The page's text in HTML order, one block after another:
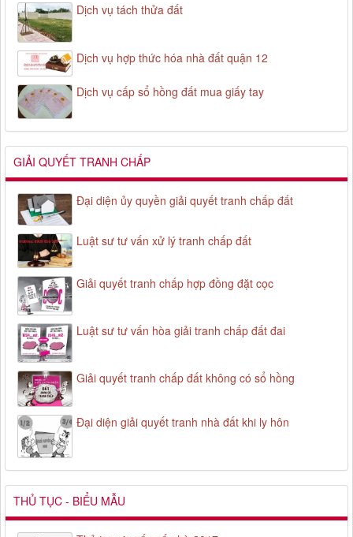
Dịch vụ tách thửa đất
Dịch vụ hợp thức hóa nhà đất quận 12
Dịch vụ cấp sổ hồng đất mua giấy tay
GIẢI QUYẾT TRANH CHẤP
Đại diện ủy quyền giải quyết tranh chấp đất
Luật sư tư vấn xử lý tranh chấp đất
Giải quyết tranh chấp hợp đồng đặt cọc
Luật sư tư vấn hòa giải tranh chấp đất đai
Giải quyết tranh chấp đất không có sổ hồng
Đại diện giải quyết tranh nhà đất khi ly hôn
THỦ TỤC - BIỂU MẪU